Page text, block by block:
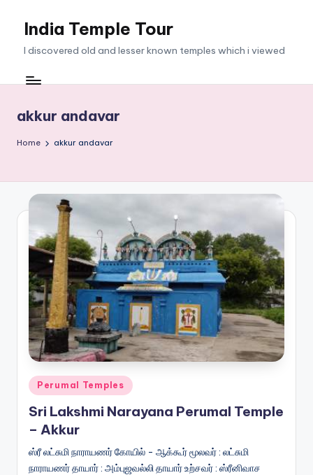
India Temple Tour
I discovered old and lesser known temples which i viewed
akkur andavar
Home akkur andavar
Posted
in
Perumal Temples
Sri Lakshmi Narayana Perumal Temple
– Akkur
ஸ்ரீ லட்சுமி நாராயணர் கோயில் - ஆக்கூர் மூலவர் : லட்சுமி
நாராயணர் தாயார் : அம்புஜவல்லி தாயார் உற்சவர் : ஸ்ரீனிவாச